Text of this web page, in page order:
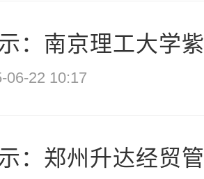
：南京理工大学
06-22 10:17
：郑州升达经贸